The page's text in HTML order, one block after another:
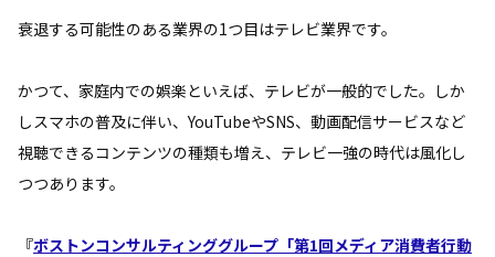
衰退する可能性のある業界の1つ目はテレビ業界です。
かつて、家庭内での娯楽といえば、テレビが一般的でした。しか
しスマホの普及に伴い、YouTubeやSNS、動画配信サービスなど
視聴できるコンテンツの種類も増え、テレビ一強の時代は風化し
つつあります。
『ボストンコンサルティンググループ「第1回メディア消費者行動